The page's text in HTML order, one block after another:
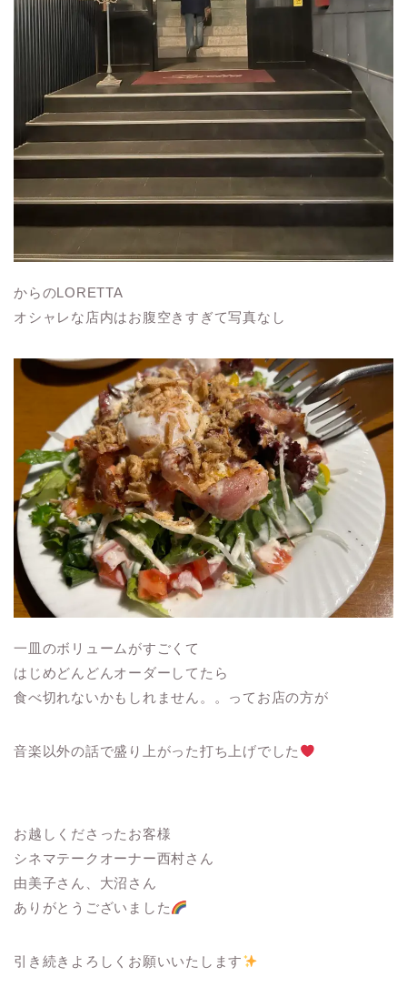
からのLORETTA
オシャレな店内はお腹空きすぎて写真なし
一皿のボリュームがすごくて
はじめどんどんオーダーしてたら
食べ切れないかもしれません。。ってお店の方が
音楽以外の話で盛り上がった打ち上げでした
お越しくださったお客様
シネマテークオーナー西村さん
由美子さん、大沼さん
ありがとうございました
引き続きよろしくお願いいたします